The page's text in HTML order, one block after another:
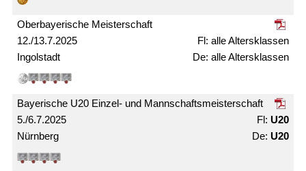
12./13.7.2025
Ober­bayerische Meister­schaft
Ingolstadt
alle Alters­­klassen
alle Alters­klassen
5./6.7.2025
Bayerische U20 Einzel- und Mann­schafts­meister­schaft
Nürnberg
U20
U20